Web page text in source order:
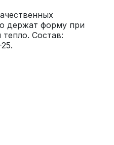
держат форму при
Состав: